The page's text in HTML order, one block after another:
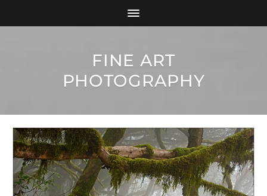
FINE ART
PHOTOGRAPHY